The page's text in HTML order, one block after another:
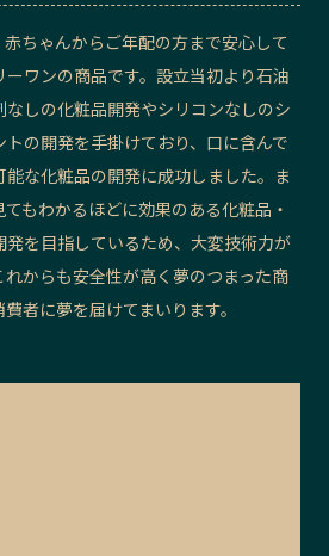
ちゃんからご年配の方まで安心して
ワンの商品です。設立当初より石油
しの化粧品開発やシリコンなしのシ
の開発を手掛けており、口に含んで
な化粧品の開発に成功しました。ま
もわかるほどに効果のある化粧品・
を目指しているため、大変技術力が
からも安全性が高く夢のつまった商
者に夢を届けてまいります。